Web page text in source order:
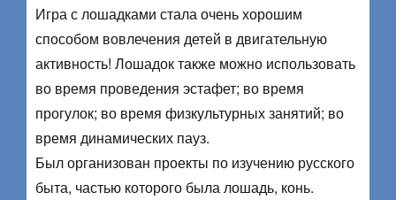
Игра с лошадками стала очень хорошим
способом вовлечения детей в двигательную
активность! Лошадок также можно использовать
во время проведения эстафет; во время
прогулок; во время физкультурных занятий; во
время динамических пауз.
Был организован проекты по изучению русского
быта, частью которого была лошадь, конь.